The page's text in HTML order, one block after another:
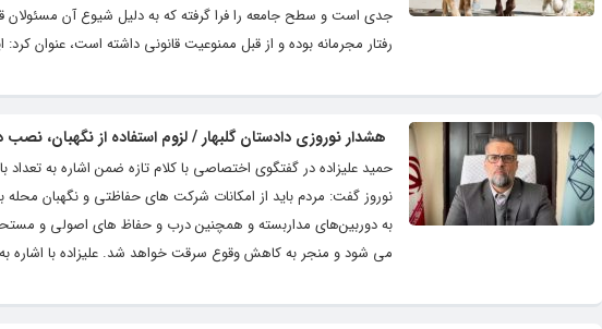
جدی است و سطح جامعه را فرا گرفته که به دلیل شیوع آن مسئولان
رفتار مجرمانه بوده و از قبل ممنوعیت قانونی داشته است، عنوان
هشدار نوروزی دادستان گلبهار / لزوم استفاده از
نوروز گفت: مردم باید از امکانات شرکت های حفاظتی و نگهبان
به دوربین‌های مداربسته و همچنین درب و حفاظ های اصولی و
می شود و منجر به کاهش وقوع سرقت خواهد شد. علیزاده با اشاره